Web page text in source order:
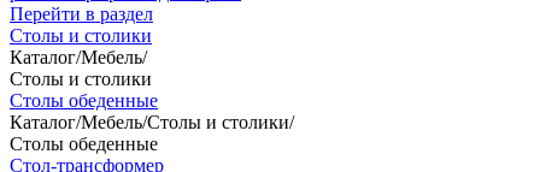
Перейти в раздел
Столы и столики
Каталог/Мебель/
Столы и столики
Столы обеденные
Каталог/Мебель/Столы и столики/
Столы обеденные
Стол-трансформер